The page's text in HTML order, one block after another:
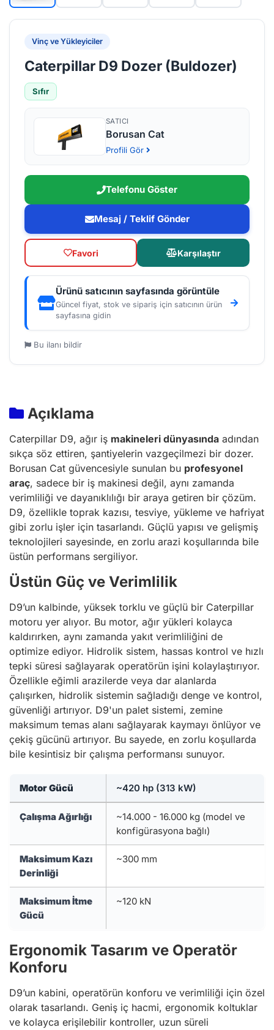
Vinç ve Yükleyiciler
Caterpillar D9 Dozer (Buldozer)
Sıfır
SATICI
Borusan Cat
Profili Gör
Telefonu Göster
Mesaj / Teklif Gönder
Favori Karşılaştır
Ürünü satıcının sayfasında görüntüle
Güncel fiyat, stok ve sipariş için satıcının ürün
sayfasına gidin
Bu ilanı bildir
Açıklama
Caterpillar D9, ağır iş makineleri dünyasında adından
sıkça söz ettiren, şantiyelerin vazgeçilmezi bir dozer.
Borusan Cat güvencesiyle sunulan bu profesyonel
araç, sadece bir iş makinesi değil, aynı zamanda
verimliliği ve dayanıklılığı bir araya getiren bir çözüm.
D9, özellikle toprak kazısı, tesviye, yükleme ve hafriyat
gibi zorlu işler için tasarlandı. Güçlü yapısı ve gelişmiş
teknolojileri sayesinde, en zorlu arazi koşullarında bile
üstün performans sergiliyor.
Üstün Güç ve Verimlilik
D9’un kalbinde, yüksek torklu ve güçlü bir Caterpillar
motoru yer alıyor. Bu motor, ağır yükleri kolayca
kaldırırken, aynı zamanda yakıt verimliliğini de
optimize ediyor. Hidrolik sistem, hassas kontrol ve hızlı
tepki süresi sağlayarak operatörün işini kolaylaştırıyor.
Özellikle eğimli arazilerde veya dar alanlarda
çalışırken, hidrolik sistemin sağladığı denge ve kontrol,
güvenliği artırıyor. D9'un palet sistemi, zemine
maksimum temas alanı sağlayarak kaymayı önlüyor ve
çekiş gücünü artırıyor. Bu sayede, en zorlu koşullarda
bile kesintisiz bir çalışma performansı sunuyor.
Motor Gücü ~420 hp (313 kW)
Çalışma Ağırlığı
~14.000 - 16.000 kg (model ve
konfigürasyona bağlı)
Maksimum Kazı
Derinliği
~300 mm
Maksimum İtme
Gücü
~120 kN
Ergonomik Tasarım ve Operatör
Konforu
D9’un kabini, operatörün konforu ve verimliliği için özel
olarak tasarlandı. Geniş iç hacmi, ergonomik koltuklar
ve kolayca erişilebilir kontroller, uzun süreli